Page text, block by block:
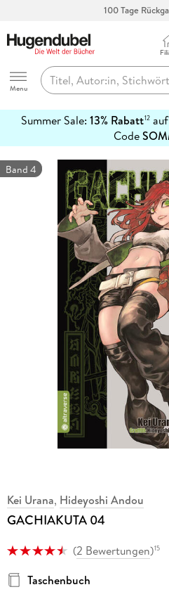
100 Tage
Hugendubel
Menu
Summer Sale: 13% Rabatt12auf
Code
erfahren
Band 4
Kei Urana, Hideyoshi Andou
GACHIAKUTA 04
(2 Bewertungen)15
Taschenbuch